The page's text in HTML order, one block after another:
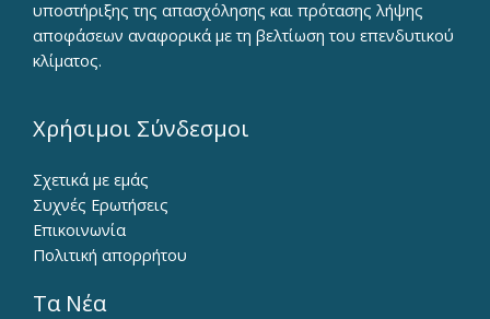
υποστήριξης της απασχόλησης και πρότασης λήψης
αποφάσεων αναφορικά με τη βελτίωση του επενδυτικού
κλίματος.
Χρήσιμοι Σύνδεσμοι
Σχετικά με εμάς
Συχνές Ερωτήσεις
Επικοινωνία
Πολιτική απορρήτου
Τα Νέα